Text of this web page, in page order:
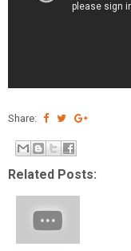
Share:
Related Posts: